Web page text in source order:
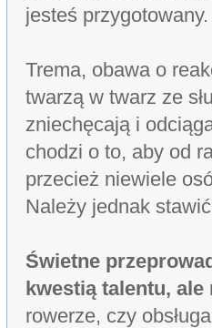
jesteś przygotowany.
Trema, obawa o
twarzą w twarz ze
zniechęcają i
chodzi o to, aby od
przecież niewiele
Należy jednak
Świetne
kwestią talentu,
rowerze, czy